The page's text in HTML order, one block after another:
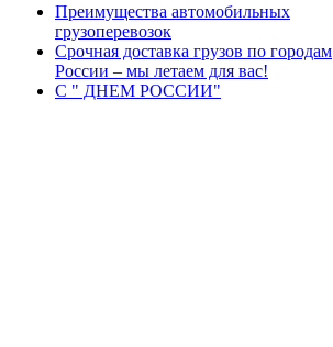
Преимущества автомобильных
грузоперевозок
Срочная доставка грузов по городам
России – мы летаем для вас!
С " ДНЕМ РОССИИ"